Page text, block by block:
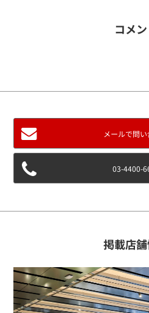
モータースポーツ
お問い合わせ
コンプリートカーに関す
パッケージカーについて
各種お問い合わせ
よくあるご質問
コメ
メールで問
03-4400-
掲載店